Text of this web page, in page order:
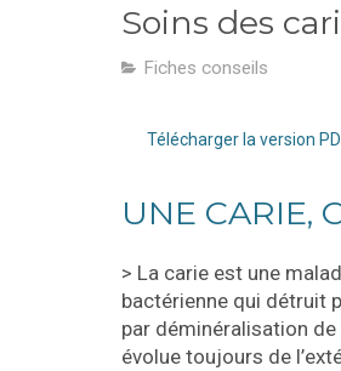
Soins des
Fiches conseils
Télécharger la version
UNE CARIE,
> La carie est une
bactérienne qui détruit
par déminéralisation
évolue toujours de